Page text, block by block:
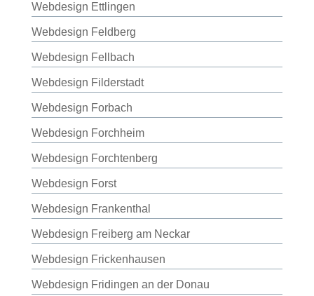
Webdesign Ettlingen
Webdesign Feldberg
Webdesign Fellbach
Webdesign Filderstadt
Webdesign Forbach
Webdesign Forchheim
Webdesign Forchtenberg
Webdesign Forst
Webdesign Frankenthal
Webdesign Freiberg am Neckar
Webdesign Frickenhausen
Webdesign Fridingen an der Donau